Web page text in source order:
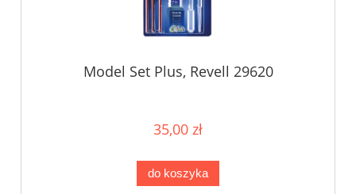
Model Set Plus, Revell 29620
35,00 zł
do koszyka